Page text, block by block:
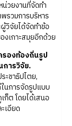
วยงานที่จัดทำ
รวมการบริหาร
วิจัยได้จัดทำข้อ
งเกาะสมุยอีกด้วย
รองท้องถิ่นรูป
ารวิจัย.
ชาธิปไตย,
นการจัดรูปแบบ
ต โดยได้เสนอ
เอียด